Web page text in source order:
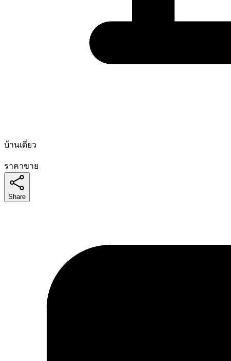
บ้านเดี่ยว
ราคาขาย
Share